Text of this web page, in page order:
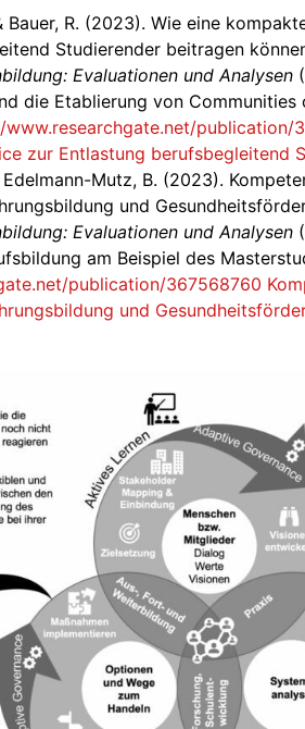
Bauer, R. (2023). Wie eine
Studierender beitragen
Evaluationen und Analysen
die Etablierung von
publication/
zur Entlastung berufsbegleitend
Edelmann-Mutz, B. (2023).
und
Evaluationen und Analysen
am Beispiel des
publication/367568760
und